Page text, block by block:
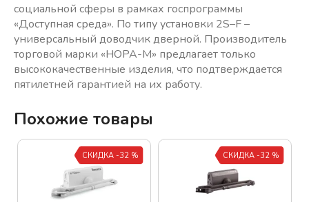
социальной сферы в рамках госпрограммы
«Доступная среда». По типу установки 2S–F –
универсальный доводчик дверной. Производитель
торговой марки «НОРА-М» предлагает только
высококачественные изделия, что подтверждается
пятилетней гарантией на их работу.
Похожие товары
СКИДКА -32 % СКИДКА -32 %